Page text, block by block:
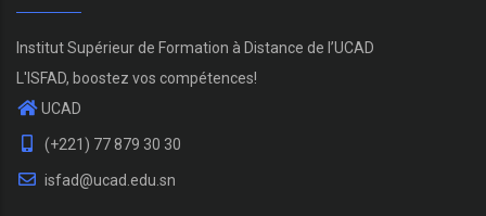
Institut Supérieur de Formation à Distance de l’UCAD
L'ISFAD, boostez vos compétences!
UCAD
(+221) 77 879 30 30
isfad@ucad.edu.sn